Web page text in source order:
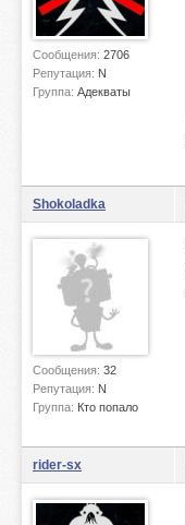
Сообщения: 2706
Репутация: N
Группа: Адекваты
Shokoladka
Сообщения: 32
Репутация: N
Группа: Кто попало
rider-sx